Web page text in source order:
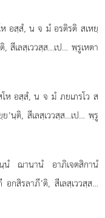
ห อสฺสํ, น จ มํ อรติรติ สเหยฺ
สีเลสฺเววสฺส…เป… พฺรูเหตา
โห อสฺสํ, น จ มํ ภยเภรโว ส
นฺติ, สีเลสฺเววสฺส…เป… พฺรู
นํ ฌานานํ อาภิเจตสิกานํ
กสิรลาภี’ติ, สีเลสฺเววสฺส…